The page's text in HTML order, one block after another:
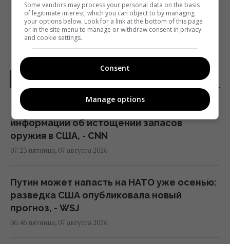
НОВОСТИ МИРА
Трамп пришел в ярость от утечки
информации об истощении запасов
оружия в США, - CNN
07:23 пятница, 07 августа 2026
Путин может напасть на НАТО уже осенью:
разведка США опубликовала новый
прогноз, - WSJ
06:46 пятница, 07 августа 2026
Some vendors may process your personal data on the basis
of legitimate interest, which you can object to by managing
your options below. Look for a link at the bottom of this page
or in the site menu to manage or withdraw consent in privacy
and cookie settings.
Consent
Manage options